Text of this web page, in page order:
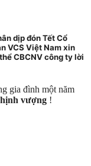
dịp đón Tết Cổ
VCS Việt Nam xin
CBCNV công ty lời
gia đình một năm
vượng !